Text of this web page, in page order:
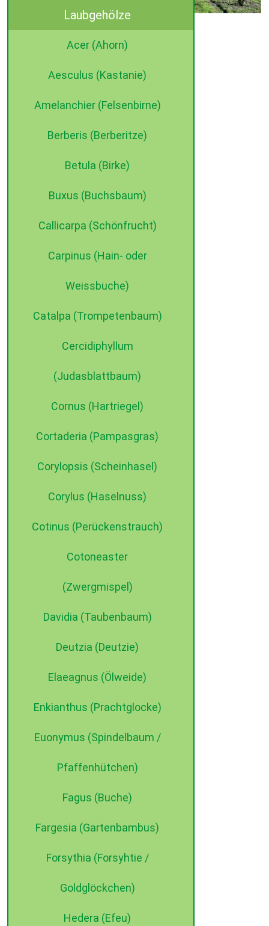
Laubgehölze
Acer (Ahorn)
Aesculus (Kastanie)
Amelanchier (Felsenbirne)
Berberis (Berberitze)
Betula (Birke)
Buxus (Buchsbaum)
Callicarpa (Schönfrucht)
Carpinus (Hain- oder
Weissbuche)
Catalpa (Trompetenbaum)
Cercidiphyllum
(Judasblattbaum)
Cornus (Hartriegel)
Cortaderia (Pampasgras)
Corylopsis (Scheinhasel)
Corylus (Haselnuss)
Cotinus (Perückenstrauch)
Cotoneaster
(Zwergmispel)
Davidia (Taubenbaum)
Deutzia (Deutzie)
Elaeagnus (Ölweide)
Enkianthus (Prachtglocke)
Euonymus (Spindelbaum /
Pfaffenhütchen)
Fagus (Buche)
Fargesia (Gartenbambus)
Forsythia (Forsyhtie /
Goldglöckchen)
Hedera (Efeu)
©2015 dehne internet